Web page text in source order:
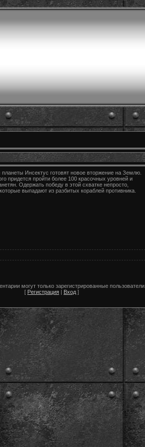
Инсектус готовят новое вторжение на Землю.
придется пройти более 100 красочных уровней и
Одержать победу в этой схватке непросто,
выпадают из разбитых кораблей противника.
могут только зарегистрированные пользователи.
[ Регистрация Вход ]